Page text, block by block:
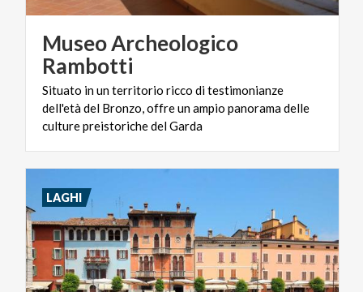
Museo Archeologico
Rambotti
Situato in un territorio ricco di testimonianze
dell'età del Bronzo, offre un ampio panorama delle
culture preistoriche del Garda
LAGHI